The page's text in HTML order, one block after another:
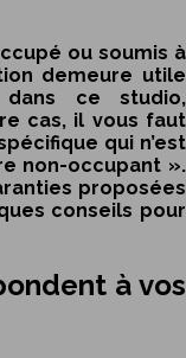
ou soumis à
demeure utile
ce studio,
cas, il vous faut
qui n’est
non-occupant ».
proposées
conseils pour
à vos